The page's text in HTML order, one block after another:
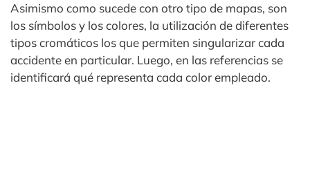
Asimismo como sucede con otro tipo de mapas, son
los símbolos y los colores, la utilización de diferentes
tipos cromáticos los que permiten singularizar cada
accidente en particular. Luego, en las referencias se
identificará qué representa cada color empleado.